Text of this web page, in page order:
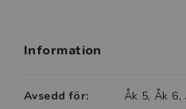
Längst bak i boken finns en
Alla texter inlästa
Information
Avsedd för:
Åk 5, Åk 6,